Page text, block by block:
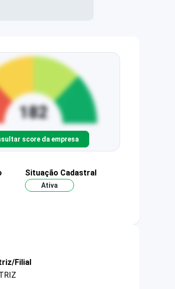
score da empresa
Situação Cadastral
Ativa
Filial